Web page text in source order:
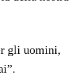
gli uomini,